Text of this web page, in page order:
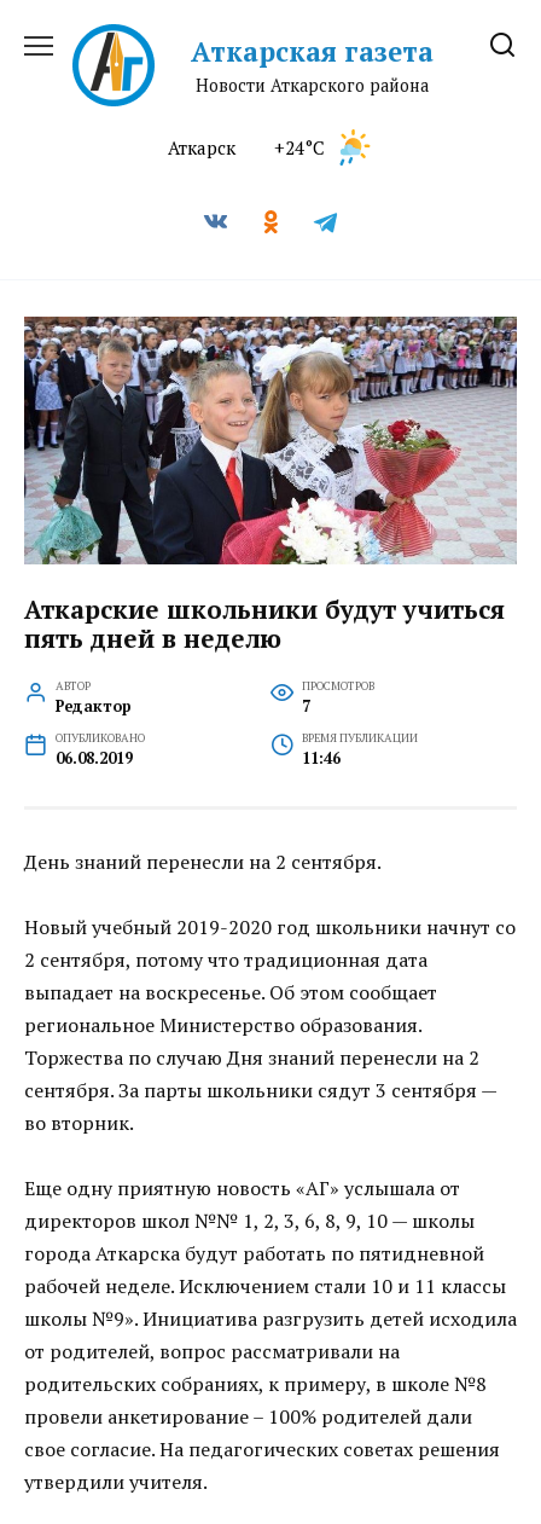
содержанию
Аткарская газета
Новости Аткарского района
Аткарск +24°C
Аткарские школьники будут учиться
пять дней в неделю
АВТОР
Редактор
ПРОСМОТРОВ
7
ОПУБЛИКОВАНО
06.08.2019
ВРЕМЯ ПУБЛИКАЦИИ
11:46
День знаний перенесли на 2 сентября.
Новый учебный 2019-2020 год школьники начнут со
2 сентября, потому что традиционная дата
выпадает на воскресенье. Об этом сообщает
региональное Министерство образования.
Торжества по случаю Дня знаний перенесли на 2
сентября. За парты школьники сядут 3 сентября —
во вторник.
Еще одну приятную новость «АГ» услышала от
директоров школ №№ 1, 2, 3, 6, 8, 9, 10 — школы
города Аткарска будут работать по пятидневной
рабочей неделе. Исключением стали 10 и 11 классы
школы №9». Инициатива разгрузить детей исходила
от родителей, вопрос рассматривали на
родительских собраниях, к примеру, в школе №8
провели анкетирование – 100% родителей дали
свое согласие. На педагогических советах решения
утвердили учителя.